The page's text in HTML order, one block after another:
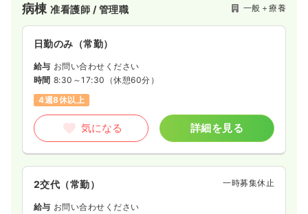
病棟准看護師 / 管理職 一般＋療養
日勤のみ（常勤）
給与 お問い合わせください
時間 8:30～17:30 （休憩60分）
4週8休以上
気になる 詳細を見る
2交代（常勤） 一時募集休止
給与 お問い合わせください